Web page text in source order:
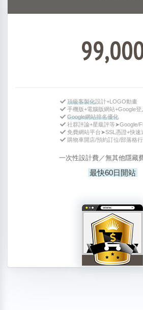
頂級客製化設計+LOGO動畫
手機版+電腦版網站+Google登
Google網站排名優化
社群評論+星級評等➤Google/
免費網站平台➤SSL憑證+快速
購物車開店/預約訂位/部落格
一次性設計費／無其他隱藏
最快60日開站